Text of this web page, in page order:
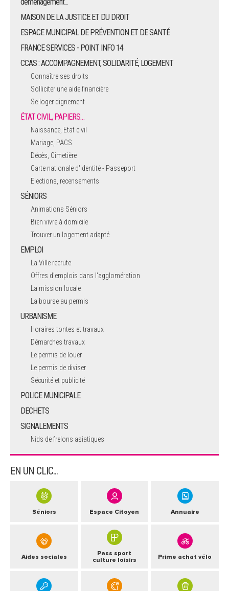
MAISON DE LA JUSTICE ET DU DROIT
ESPACE MUNICIPAL DE PRÉVENTION ET DE SANTÉ
FRANCE SERVICES - POINT INFO 14
CCAS : ACCOMPAGNEMENT, SOLIDARITÉ, LOGEMENT
Connaître ses droits
Solliciter une aide financière
Se loger dignement
ÉTAT CIVIL, PAPIERS…
Naissance, Etat civil
Mariage, PACS
Décès, Cimetière
Carte nationale d'identité - Passeport
Elections, recensements
SÉNIORS
Animations Séniors
Bien vivre à domicile
Trouver un logement adapté
EMPLOI
La Ville recrute
Offres d'emplois dans l'agglomération
La mission locale
La bourse au permis
URBANISME
Horaires tontes et travaux
Démarches travaux
Le permis de louer
Le permis de diviser
Sécurité et publicité
POLICE MUNICIPALE
DECHETS
SIGNALEMENTS
Nids de frelons asiatiques
EN UN CLIC...
Séniors Espace Citoyen Annuaire
Aides sociales
Pass sport
culture loisirs
Prime achat vélo